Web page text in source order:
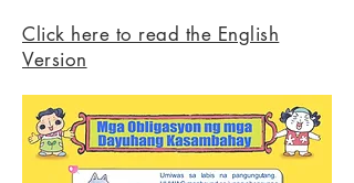
Click here to read the English
Version